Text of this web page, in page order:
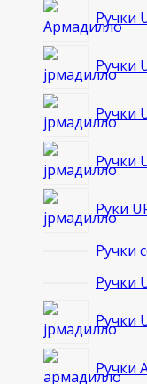
Ручки
Ручки
Ручки
Ручки
Руки
Ручки
Ручки
Ручки
Ручки